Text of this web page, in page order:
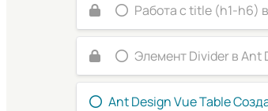
Работа с title (h1-h6)
Элемент Divider в Ant
Ant Design Vue Table